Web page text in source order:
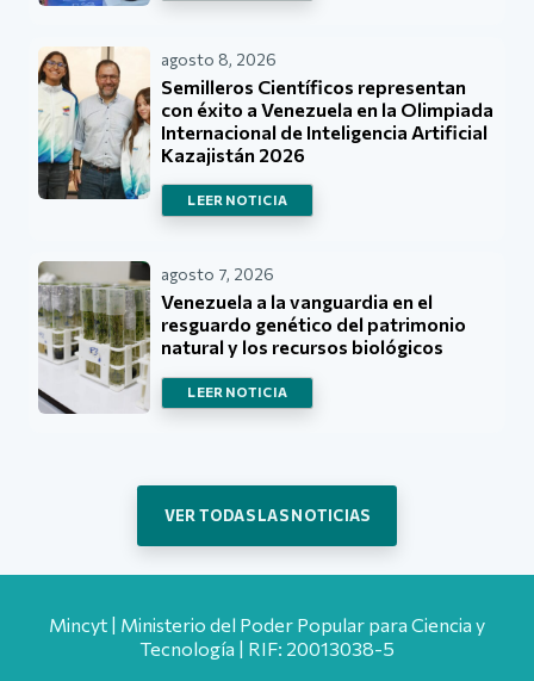
agosto 8, 2026
Semilleros Científicos representan
con éxito a Venezuela en la Olimpiada
Internacional de Inteligencia Artificial
Kazajistán 2026
LEER NOTICIA
agosto 7, 2026
Venezuela a la vanguardia en el
resguardo genético del patrimonio
natural y los recursos biológicos
LEER NOTICIA
VER TODAS LAS NOTICIAS
Mincyt | Ministerio del Poder Popular para Ciencia y
Tecnología | RIF: 20013038-5